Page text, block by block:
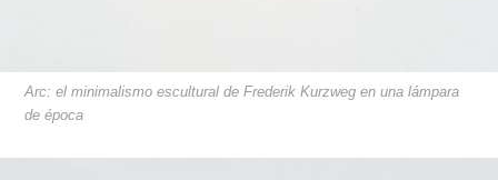
Arc: el minimalismo escultural de Frederik Kurzweg en una lámpara
de época